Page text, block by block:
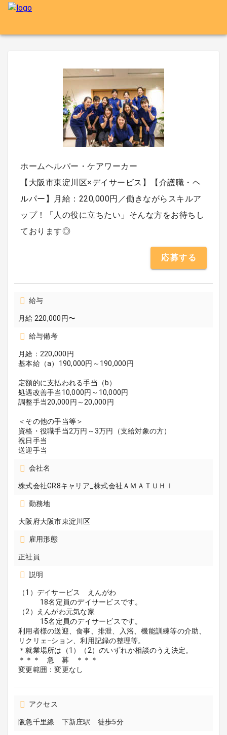
ホームヘルパー・ケアワーカー
【大阪市東淀川区×デイサービス】【介護職・ヘ
ルパー】月給：220,000円／働きながらスキルア
ップ！「人の役に立ちたい」そんな方をお待ちし
ております◎
応募する
給与
月給 220,000円〜
給与備考
月給：220,000円
基本給（a）190,000円～190,000円
定額的に支払われる手当（b）
処遇改善手当10,000円～10,000円
調整手当20,000円～20,000円
＜その他の手当等＞
資格・役職手当2万円～3万円（支給対象の方）
祝日手当
送迎手当
会社名
株式会社GR8キャリア_株式会社ＡＭＡＴＵＨＩ
勤務地
大阪府大阪市東淀川区
雇用形態
正社員
説明
（1）デイサービス えんがわ
18名定員のデイサービスです。
（2）えんがわ元気な家
15名定員のデイサービスです。
利用者様の送迎、食事、排泄、入浴、機能訓練等の介助、
リクリェ−ション、利用記録の整理等。
＊就業場所は（1）（2）のいずれか相談のうえ決定。
＊＊＊ 急 募 ＊＊＊
変更範囲：変更なし
アクセス
阪急千里線 下新庄駅 徒歩5分